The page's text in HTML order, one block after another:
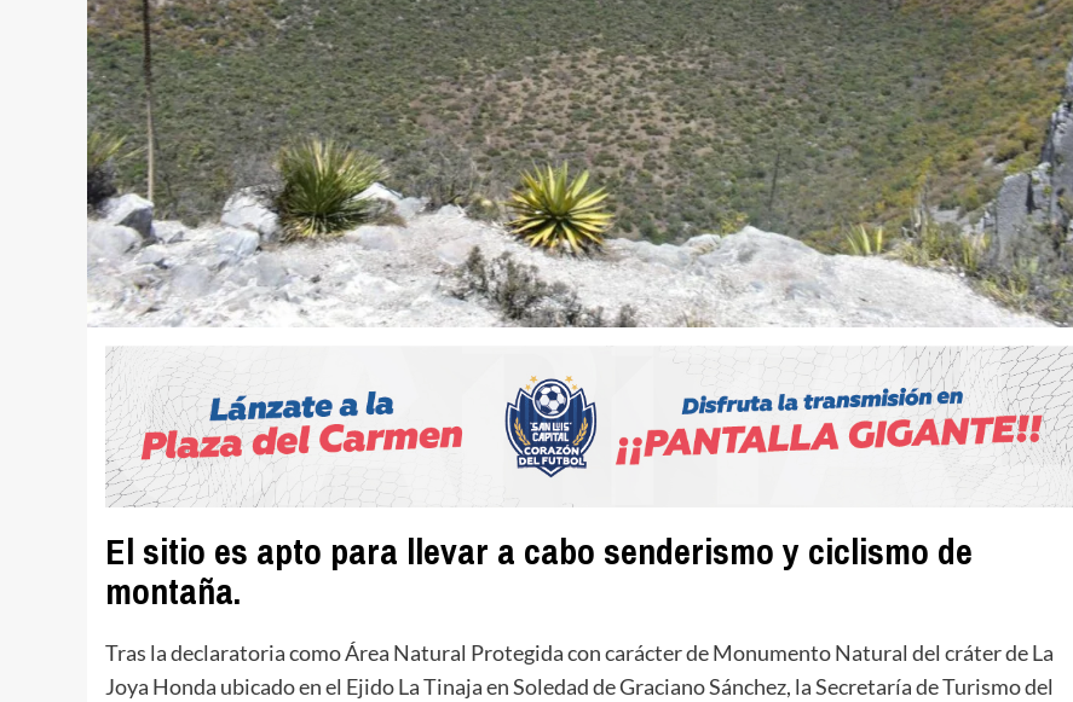
El sitio es apto para llevar a cabo senderismo y ciclismo de
montaña.
Tras la declaratoria como Área Natural Protegida con carácter de Monumento Natural del cráter de La
Joya Honda ubicado en el Ejido La Tinaja en Soledad de Graciano Sánchez, la Secretaría de Turismo del